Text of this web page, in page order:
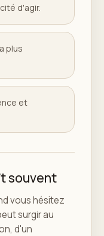
d'agir.
plus
et
souvent
vous hésitez
surgir au
d'un